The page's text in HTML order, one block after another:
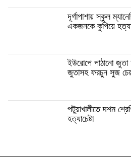
দূর্গাপাশায় স্কুল
একজনকে কুপিয়ে
ইউরোপে পাঠানো জুতা
জুতাসহ ফরচুন সুজ
পটুয়াখালীতে দশম
হত্যাচেষ্টা